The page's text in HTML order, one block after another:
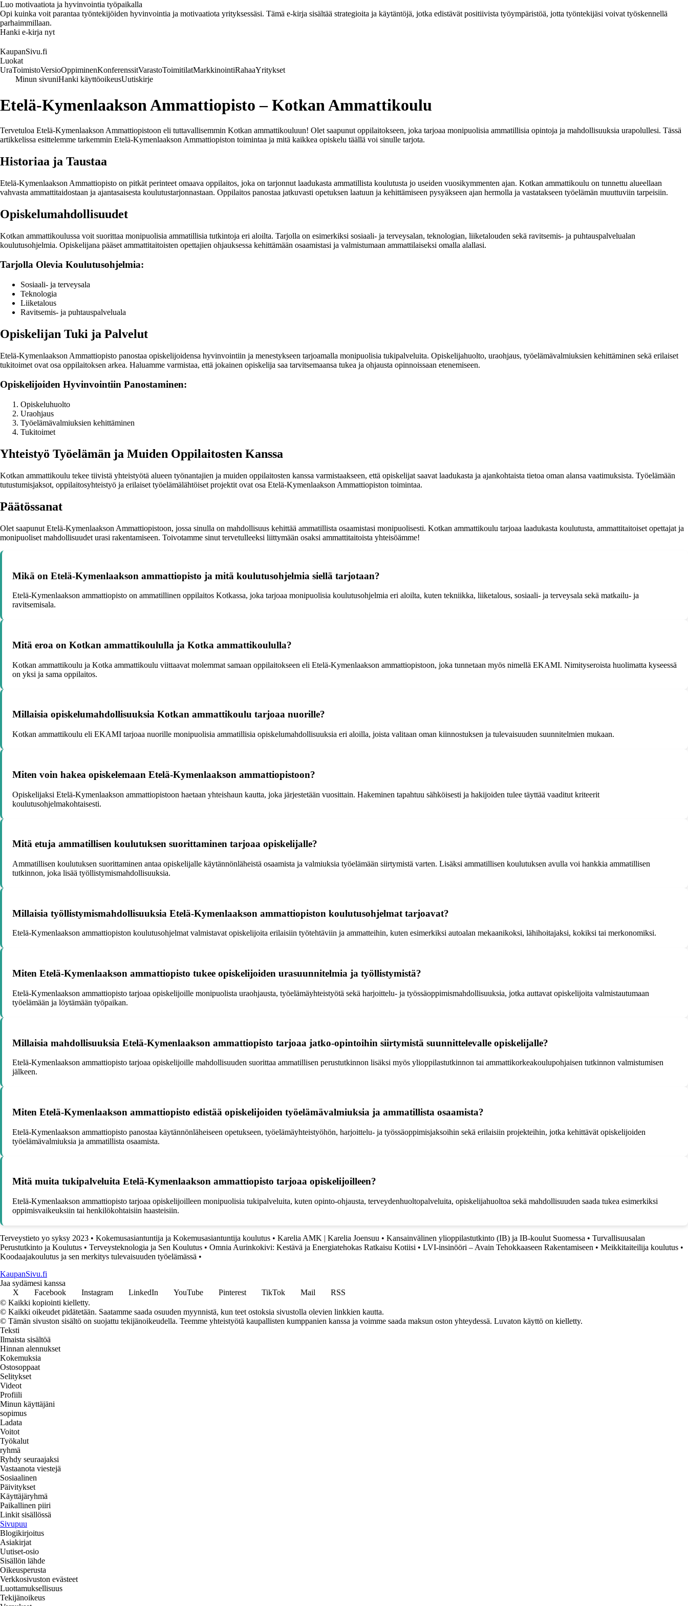
Luo motivaatiota ja hyvinvointia työpaikalla
Opi kuinka voit parantaa työntekijöiden hyvinvointia ja motivaatiota yrityksessäsi. Tämä e-kirja sisältää strategioita ja käytäntöjä, jotka edistävät positiivista työympäristöä, jotta työntekijäsi voivat työskennellä
parhaimmillaan.
Hanki e-kirja nyt
KaupanSivu.fi
Luokat
UraToimistoVersioOppiminenKonferenssitVarastoToimitilatMarkkinointiRahaaYritykset
Minun sivuniHanki käyttöoikeusUutiskirje
Etelä-Kymenlaakson Ammattiopisto – Kotkan Ammattikoulu
Tervetuloa Etelä-Kymenlaakson Ammattiopistoon eli tuttavallisemmin Kotkan ammattikouluun! Olet saapunut oppilaitokseen, joka tarjoaa monipuolisia ammatillisia opintoja ja mahdollisuuksia urapolullesi. Tässä
artikkelissa esittelemme tarkemmin Etelä-Kymenlaakson Ammattiopiston toimintaa ja mitä kaikkea opiskelu täällä voi sinulle tarjota.
Historiaa ja Taustaa
Etelä-Kymenlaakson Ammattiopisto on pitkät perinteet omaava oppilaitos, joka on tarjonnut laadukasta ammatillista koulutusta jo useiden vuosikymmenten ajan. Kotkan ammattikoulu on tunnettu alueellaan
vahvasta ammattitaidostaan ja ajantasaisesta koulutustarjonnastaan. Oppilaitos panostaa jatkuvasti opetuksen laatuun ja kehittämiseen pysyäkseen ajan hermolla ja vastatakseen työelämän muuttuviin tarpeisiin.
Opiskelumahdollisuudet
Kotkan ammattikoulussa voit suorittaa monipuolisia ammatillisia tutkintoja eri aloilta. Tarjolla on esimerkiksi sosiaali- ja terveysalan, teknologian, liiketalouden sekä ravitsemis- ja puhtauspalvelualan
koulutusohjelmia. Opiskelijana pääset ammattitaitoisten opettajien ohjauksessa kehittämään osaamistasi ja valmistumaan ammattilaiseksi omalla alallasi.
Tarjolla Olevia Koulutusohjelmia:
Sosiaali- ja terveysala
Teknologia
Liiketalous
Ravitsemis- ja puhtauspalveluala
Opiskelijan Tuki ja Palvelut
Etelä-Kymenlaakson Ammattiopisto panostaa opiskelijoidensa hyvinvointiin ja menestykseen tarjoamalla monipuolisia tukipalveluita. Opiskelijahuolto, uraohjaus, työelämävalmiuksien kehittäminen sekä erilaiset
tukitoimet ovat osa oppilaitoksen arkea. Haluamme varmistaa, että jokainen opiskelija saa tarvitsemaansa tukea ja ohjausta opinnoissaan etenemiseen.
Opiskelijoiden Hyvinvointiin Panostaminen:
Opiskeluhuolto
Uraohjaus
Työelämävalmiuksien kehittäminen
Tukitoimet
Yhteistyö Työelämän ja Muiden Oppilaitosten Kanssa
Kotkan ammattikoulu tekee tiivistä yhteistyötä alueen työnantajien ja muiden oppilaitosten kanssa varmistaakseen, että opiskelijat saavat laadukasta ja ajankohtaista tietoa oman alansa vaatimuksista. Työelämään
tutustumisjaksot, oppilaitosyhteistyö ja erilaiset työelämälähtöiset projektit ovat osa Etelä-Kymenlaakson Ammattiopiston toimintaa.
Päätössanat
Olet saapunut Etelä-Kymenlaakson Ammattiopistoon, jossa sinulla on mahdollisuus kehittää ammatillista osaamistasi monipuolisesti. Kotkan ammattikoulu tarjoaa laadukasta koulutusta, ammattitaitoiset opettajat ja
monipuoliset mahdollisuudet urasi rakentamiseen. Toivotamme sinut tervetulleeksi liittymään osaksi ammattitaitoista yhteisöämme!
Mikä on Etelä-Kymenlaakson ammattiopisto ja mitä koulutusohjelmia siellä tarjotaan?
Etelä-Kymenlaakson ammattiopisto on ammatillinen oppilaitos Kotkassa, joka tarjoaa monipuolisia koulutusohjelmia eri aloilta, kuten tekniikka, liiketalous, sosiaali- ja terveysala sekä matkailu- ja
ravitsemisala.
Mitä eroa on Kotkan ammattikoululla ja Kotka ammattikoululla?
Kotkan ammattikoulu ja Kotka ammattikoulu viittaavat molemmat samaan oppilaitokseen eli Etelä-Kymenlaakson ammattiopistoon, joka tunnetaan myös nimellä EKAMI. Nimityseroista huolimatta kyseessä
on yksi ja sama oppilaitos.
Millaisia opiskelumahdollisuuksia Kotkan ammattikoulu tarjoaa nuorille?
Kotkan ammattikoulu eli EKAMI tarjoaa nuorille monipuolisia ammatillisia opiskelumahdollisuuksia eri aloilla, joista valitaan oman kiinnostuksen ja tulevaisuuden suunnitelmien mukaan.
Miten voin hakea opiskelemaan Etelä-Kymenlaakson ammattiopistoon?
Opiskelijaksi Etelä-Kymenlaakson ammattiopistoon haetaan yhteishaun kautta, joka järjestetään vuosittain. Hakeminen tapahtuu sähköisesti ja hakijoiden tulee täyttää vaaditut kriteerit
koulutusohjelmakohtaisesti.
Mitä etuja ammatillisen koulutuksen suorittaminen tarjoaa opiskelijalle?
Ammatillisen koulutuksen suorittaminen antaa opiskelijalle käytännönläheistä osaamista ja valmiuksia työelämään siirtymistä varten. Lisäksi ammatillisen koulutuksen avulla voi hankkia ammatillisen
tutkinnon, joka lisää työllistymismahdollisuuksia.
Millaisia työllistymismahdollisuuksia Etelä-Kymenlaakson ammattiopiston koulutusohjelmat tarjoavat?
Etelä-Kymenlaakson ammattiopiston koulutusohjelmat valmistavat opiskelijoita erilaisiin työtehtäviin ja ammatteihin, kuten esimerkiksi autoalan mekaanikoksi, lähihoitajaksi, kokiksi tai merkonomiksi.
Miten Etelä-Kymenlaakson ammattiopisto tukee opiskelijoiden urasuunnitelmia ja työllistymistä?
Etelä-Kymenlaakson ammattiopisto tarjoaa opiskelijoille monipuolista uraohjausta, työelämäyhteistyötä sekä harjoittelu- ja työssäoppimismahdollisuuksia, jotka auttavat opiskelijoita valmistautumaan
työelämään ja löytämään työpaikan.
Millaisia mahdollisuuksia Etelä-Kymenlaakson ammattiopisto tarjoaa jatko-opintoihin siirtymistä suunnittelevalle opiskelijalle?
Etelä-Kymenlaakson ammattiopisto tarjoaa opiskelijoille mahdollisuuden suorittaa ammatillisen perustutkinnon lisäksi myös ylioppilastutkinnon tai ammattikorkeakoulupohjaisen tutkinnon valmistumisen
jälkeen.
Miten Etelä-Kymenlaakson ammattiopisto edistää opiskelijoiden työelämävalmiuksia ja ammatillista osaamista?
Etelä-Kymenlaakson ammattiopisto panostaa käytännönläheiseen opetukseen, työelämäyhteistyöhön, harjoittelu- ja työssäoppimisjaksoihin sekä erilaisiin projekteihin, jotka kehittävät opiskelijoiden
työelämävalmiuksia ja ammatillista osaamista.
Mitä muita tukipalveluita Etelä-Kymenlaakson ammattiopisto tarjoaa opiskelijoilleen?
Etelä-Kymenlaakson ammattiopisto tarjoaa opiskelijoilleen monipuolisia tukipalveluita, kuten opinto-ohjausta, terveydenhuoltopalveluita, opiskelijahuoltoa sekä mahdollisuuden saada tukea esimerkiksi
oppimisvaikeuksiin tai henkilökohtaisiin haasteisiin.
Terveystieto yo syksy 2023 • Kokemusasiantuntija ja Kokemusasiantuntija koulutus • Karelia AMK | Karelia Joensuu • Kansainvälinen ylioppilastutkinto (IB) ja IB-koulut Suomessa • Turvallisuusalan
Perustutkinto ja Koulutus • Terveysteknologia ja Sen Koulutus • Omnia Aurinkokivi: Kestävä ja Energiatehokas Ratkaisu Kotiisi • LVI-insinööri – Avain Tehokkaaseen Rakentamiseen • Meikkitaiteilija koulutus •
Koodaajakoulutus ja sen merkitys tulevaisuuden työelämässä •
KaupanSivu.fi
Jaa sydämesi kanssa
X
Facebook Instagram LinkedIn YouTube Pinterest TikTok Mail
RSS
© Kaikki kopiointi kielletty.
© Kaikki oikeudet pidätetään. Saatamme saada osuuden myynnistä, kun teet ostoksia sivustolla olevien linkkien kautta.
© Tämän sivuston sisältö on suojattu tekijänoikeudella. Teemme yhteistyötä kaupallisten kumppanien kanssa ja voimme saada maksun oston yhteydessä. Luvaton käyttö on kielletty.
Teksti
Ilmaista sisältöä
Hinnan alennukset
Kokemuksia
Ostosoppaat
Selitykset
Videot
Profiili
Minun käyttäjäni
sopimus
Ladata
Voitot
Työkalut
ryhmä
Ryhdy seuraajaksi
Vastaanota viestejä
Sosiaalinen
Päivitykset
Käyttäjäryhmä
Paikallinen piiri
Linkit sisällössä
Sivupuu
Blogikirjoitus
Asiakirjat
Uutiset-osio
Sisällön lähde
Oikeusperusta
Verkkosivuston evästeet
Luottamuksellisuus
Tekijänoikeus